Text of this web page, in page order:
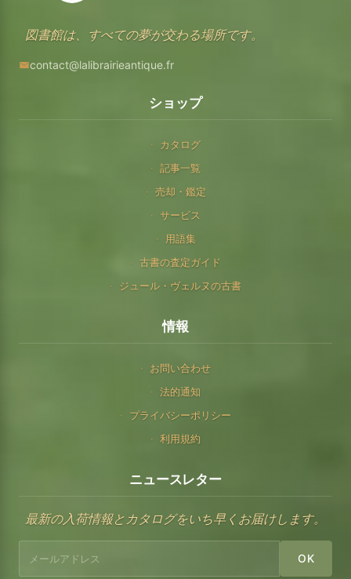
図書館は、すべての夢が交わる場所です。
contact@lalibrairieantique.fr
ショップ
カタログ
記事一覧
売却・鑑定
サービス
用語集
古書の査定ガイド
ジュール・ヴェルヌの古書
情報
お問い合わせ
法的通知
プライバシーポリシー
利用規約
ニュースレター
最新の入荷情報とカタログをいち早くお届けします。
OK